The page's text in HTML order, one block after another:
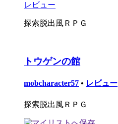
レビュー
探索脱出風ＲＰＧ
トウゲンの館
mobcharacter57 • レビュー
探索脱出風ＲＰＧ